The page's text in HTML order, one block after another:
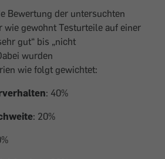
Bewertung der untersuchten
wie gewohnt Testurteile auf einer
gut“ bis „nicht
wurden
wie folgt gewichtet:
: 40%
: 20%